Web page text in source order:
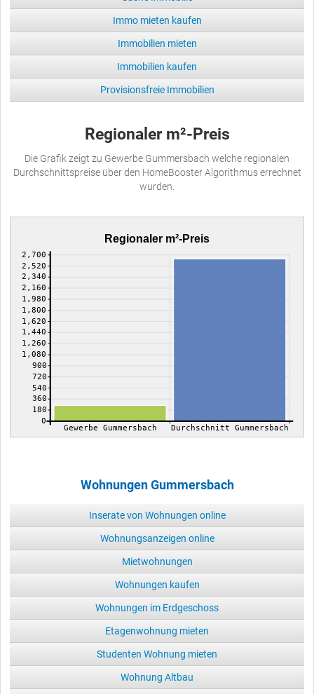
Immo mieten kaufen
Immobilien mieten
Immobilien kaufen
Provisionsfreie Immobilien
Regionaler m²-Preis
Die Grafik zeigt zu Gewerbe Gummersbach welche regionalen
Durchschnittspreise über den HomeBooster Algorithmus errechnet
wurden.
Regionaler m²-Preis
0
180
360
540
720
900
1,080
1,260
1,440
1,620
1,800
1,980
2,160
2,340
2,520
2,700
Gewerbe Gummersbach Durchschnitt Gummersbach
Wohnungen Gummersbach
Inserate von Wohnungen online
Wohnungsanzeigen online
Mietwohnungen
Wohnungen kaufen
Wohnungen im Erdgeschoss
Etagenwohnung mieten
Studenten Wohnung mieten
Wohnung Altbau